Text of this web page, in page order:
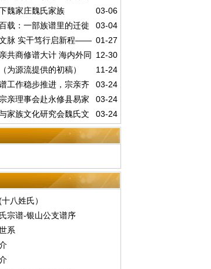
03-06
魏家庄魏氏家族
03-04
载：一部族谱里的迁徙
01-27
脉 实干笃行启新程——
化研究会第三届二次理事（扩
春团拜会圆满举行
12-30
共商修谱大计 海内外同
脉
11-24
为源流提供的初稿）
03-24
工作稳步推进，宗亲齐
承
03-24
亲理事会赴永修县易家
墓
03-24
家族文化研究会魏氏文
会议成功召开，开启家族文化
八姓氏）
宗谱-银山公支谱序
系